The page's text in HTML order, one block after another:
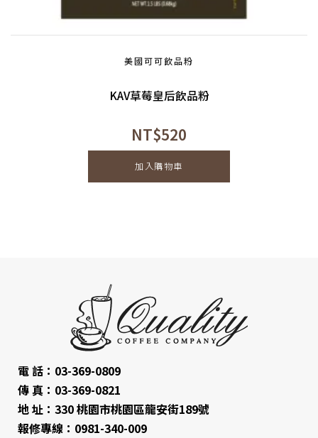
美國可可飲品粉
KAV草莓皇后飲品粉
NT$520
加入購物車
電 話：03-369-0809
傳 真：03-369-0821
地 址：330 桃園市桃園區龍安街189號
報修專線：0981-340-009